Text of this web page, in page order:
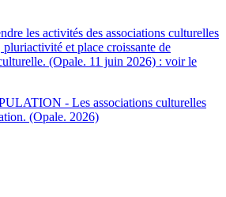
les activités des associations culturelles
et place croissante de
(Opale. 11 juin 2026) : voir le
- Les associations culturelles
(Opale. 2026)